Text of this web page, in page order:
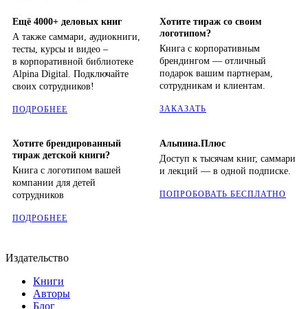
Ещё 4000+ деловых книг
А также саммари, аудиокниги,
тесты, курсы и видео –
в корпоративной библиотеке
Alpina Digital. Подключайте
своих сотрудников!
ПОДРОБНЕЕ
Хотите тираж со своим
логотипом?
Книга с корпоративным
брендингом — отличный
подарок вашим партнерам,
сотрудникам и клиентам.
ЗАКАЗАТЬ
Хотите брендированный
тираж детской книги?
Книга с логотипом вашей
компании для детей
сотрудников
ПОДРОБНЕЕ
Альпина.Плюс
Доступ к тысячам книг, саммари
и лекций — в одной подписке.
ПОПРОБОВАТЬ БЕСПЛАТНО
Издательство
Книги
Авторы
Блог